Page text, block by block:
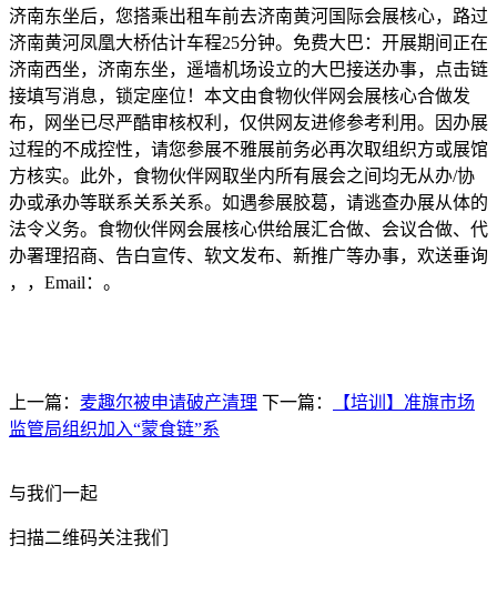
济南东坐后，您搭乘出租车前去济南黄河国际会展核心，路过
济南黄河凤凰大桥估计车程25分钟。免费大巴：开展期间正在
济南西坐，济南东坐，遥墙机场设立的大巴接送办事，点击链
接填写消息，锁定座位！本文由食物伙伴网会展核心合做发
布，网坐已尽严酷审核权利，仅供网友进修参考利用。因办展
过程的不成控性，请您参展不雅展前务必再次取组织方或展馆
方核实。此外，食物伙伴网取坐内所有展会之间均无从办/协
办或承办等联系关系关系。如遇参展胶葛，请逃查办展从体的
法令义务。食物伙伴网会展核心供给展汇合做、会议合做、代
办署理招商、告白宣传、软文发布、新推广等办事，欢送垂询
，，Email：。
上一篇： 麦趣尔被申请破产清理 下一篇：
【培训】准旗市场
监管局组织加入“蒙食链”系
与我们一起
扫描二维码关注我们